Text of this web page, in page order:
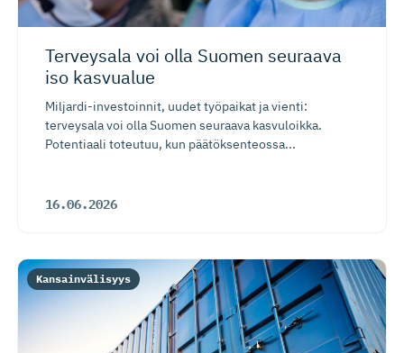
Terveysala voi olla Suomen seuraava
iso kasvualue
Miljardi-investoinnit, uudet työpaikat ja vienti:
terveysala voi olla Suomen seuraava kasvuloikka.
Potentiaali toteutuu, kun päätöksenteossa...
16.06.2026
Kansainvälisyys